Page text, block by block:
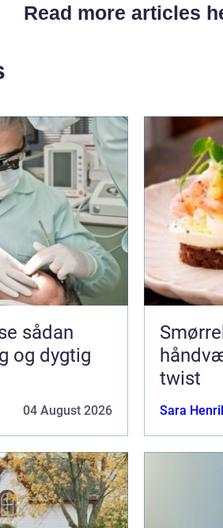
Read more articles
og dygtig
04 August 2026
twist
Sara